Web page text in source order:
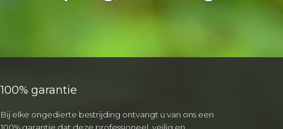
100% garantie
Bij elke ongedierte bestrijding ontvangt u van ons een